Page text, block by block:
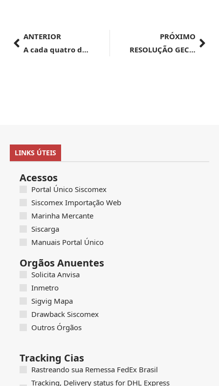
ANTERIOR
A cada quatro dias, um novo mercado foi aberto para o agro neste ano
PRÓXIMO
RESOLUÇÃO GECEX Nº 592, DE 29 DE ABRIL DE 2024
LINKS ÚTEIS
Acessos
Portal Único Siscomex
Siscomex Importação Web
Marinha Mercante
Siscarga
Manuais Portal Único
Orgãos Anuentes
Solicita Anvisa
Inmetro
Sigvig Mapa
Drawback Siscomex
Outros Órgãos
Tracking Cias
Rastreando sua Remessa FedEx Brasil
Tracking, Delivery status for DHL Express